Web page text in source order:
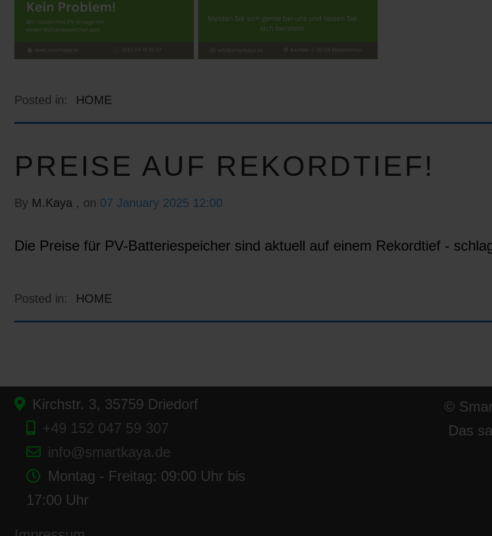
Posted in: HOME
PREISE AUF REKORDTIEF!
By M.Kaya , on 07 January 2025 12:00
Die Preise für PV-Batteriespeicher sind aktuell auf einem Rekordtief -
Posted in: HOME
Kirchstr. 3, 35759 Driedorf
+49 152 047 59 307
info@smartkaya.de
Montag - Freitag: 09:00 Uhr bis
17:00 Uhr
©
Das